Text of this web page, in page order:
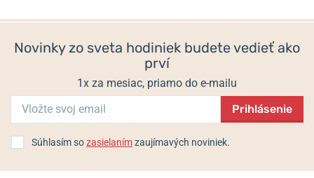
Helveti.cz je autorizovaným prodejcem a specialistou značky
Další zajímavosti o značce si přečtěte v článku:
další legendu: Je tu značka Hamilton
Informace o výrobci:Hamilton International Ltd, Länggasse 85, Biel,
Švýcarsko / info@hamiltonwatch.com
Populárne modelové rady Hamilton
American Classic
955 € 1 050 €
Novinky zo sveta hodiniek budete vedieť ako
prví
1x za mesiac, priamo do e-mailu
Prihlásenie
Súhlasím sozasielanímzaujímavých noviniek.